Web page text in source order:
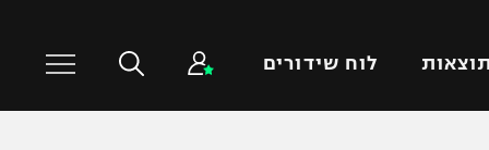
תוצאות לוח שידורים